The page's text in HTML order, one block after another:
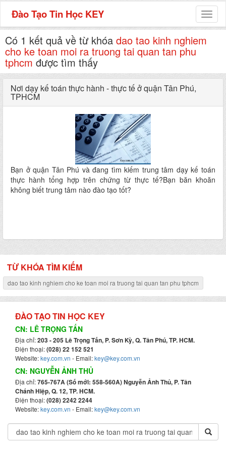
Đào Tạo Tin Học KEY
Có 1 kết quả về từ khóa dao tao kinh nghiem
cho ke toan moi ra truong tai quan tan phu
tphcm được tìm thấy
Nơi dạy kế toán thực hành - thực tế ở quận Tân Phú,
TPHCM
Bạn ở quận Tân Phú và đang tìm kiếm trung tâm dạy kế toán
thực hành tổng hợp trên chứng từ thực tế?Bạn băn khoăn
không biết trung tâm nào đào tạo tốt?
TỪ KHÓA TÌM KIẾM
dao tao kinh nghiem cho ke toan moi ra truong tai quan tan phu tphcm
ĐÀO TẠO TIN HỌC KEY
CN: LÊ TRỌNG TẤN
Địa chỉ:203 - 205 Lê Trọng Tấn, P. Sơn Kỳ, Q. Tân Phú, TP. HCM.
Điện thoại:(028) 22 152 521
Website:key.com.vn - Email:key@key.com.vn
CN: NGUYỄN ẢNH THỦ
Địa chỉ:765-767A (Số mới: 558-560A) Nguyễn Ảnh Thủ, P. Tân
Chánh Hiệp, Q. 12, TP. HCM.
Điện thoại:(028) 2242 2244
Website:key.com.vn - Email:key@key.com.vn